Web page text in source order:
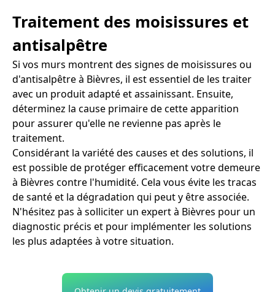
Traitement des moisissures et
antisalpêtre
Si vos murs montrent des signes de moisissures ou
d'antisalpêtre à Bièvres, il est essentiel de les traiter
avec un produit adapté et assainissant. Ensuite,
déterminez la cause primaire de cette apparition
pour assurer qu'elle ne revienne pas après le
traitement.
Considérant la variété des causes et des solutions, il
est possible de protéger efficacement votre demeure
à Bièvres contre l'humidité. Cela vous évite les tracas
de santé et la dégradation qui peut y être associée.
N'hésitez pas à solliciter un expert à Bièvres pour un
diagnostic précis et pour implémenter les solutions
les plus adaptées à votre situation.